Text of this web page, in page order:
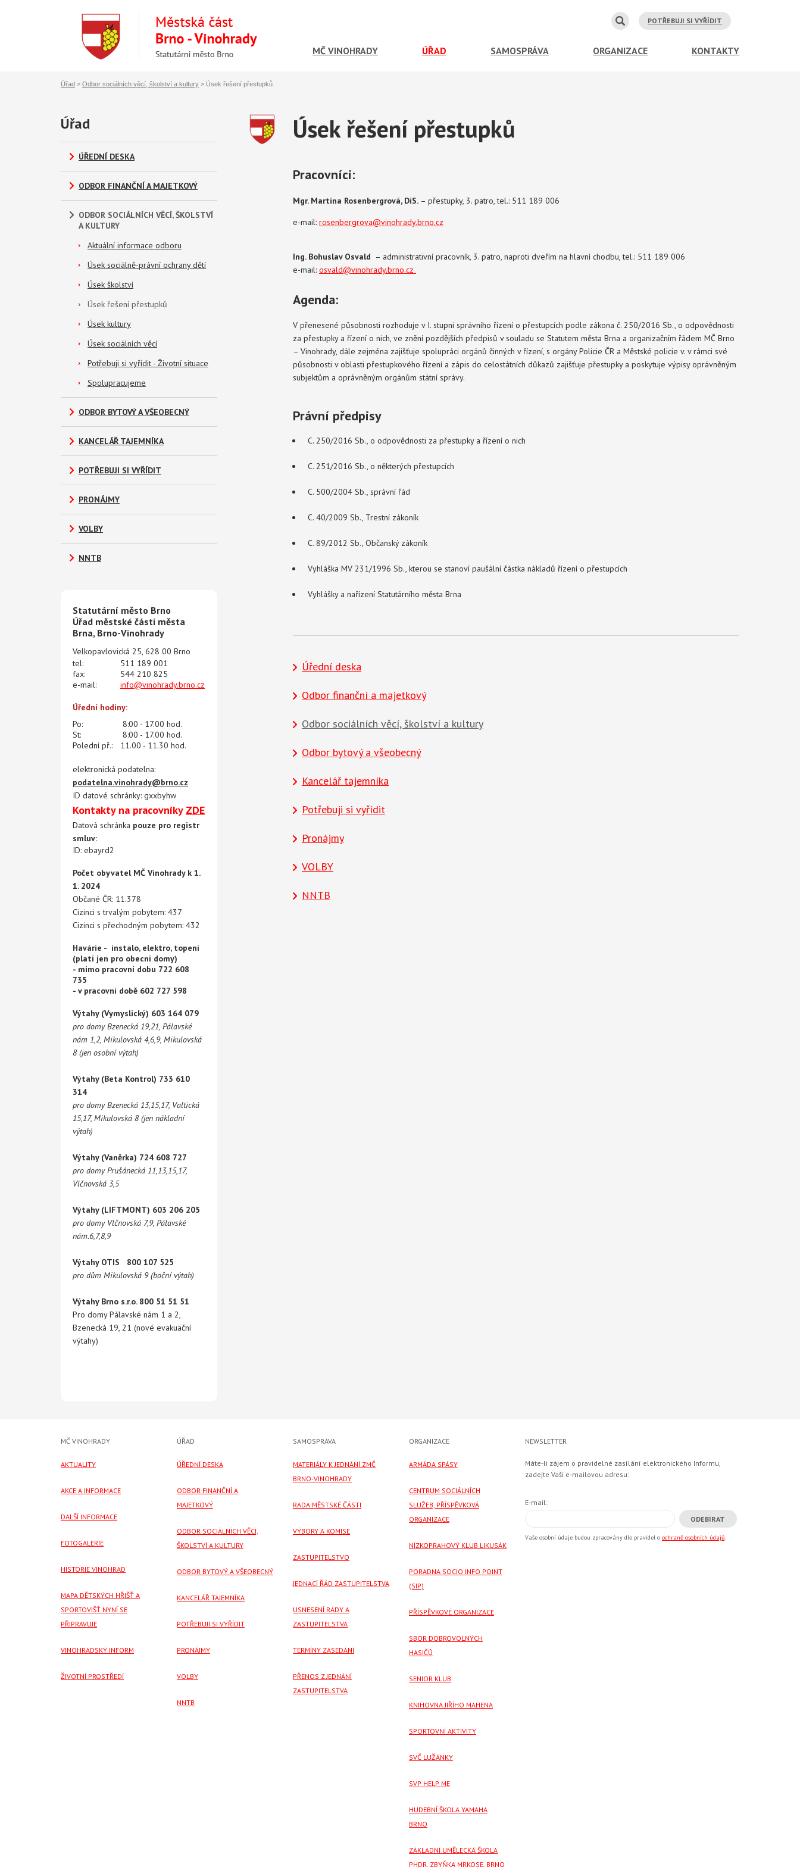
POTŘEBUJI SI VYŘÍDIT
MČ VINOHRADY ÚŘAD SAMOSPRÁVA ORGANIZACE KONTAKTY
Úřad > Odbor sociálních věcí, školství a kultury > Úsek řešení přestupků
Úřad
ÚŘEDNÍ DESKA
ODBOR FINANČNÍ A MAJETKOVÝ
ODBOR SOCIÁLNÍCH VĚCÍ, ŠKOLSTVÍ
A KULTURY
Aktuální informace odboru
Úsek sociálně-právní ochrany dětí
Úsek školství
Úsek řešení přestupků
Úsek kultury
Úsek sociálních věcí
Potřebuji si vyřídit - Životní situace
Spolupracujeme
ODBOR BYTOVÝ A VŠEOBECNÝ
KANCELÁŘ TAJEMNÍKA
POTŘEBUJI SI VYŘÍDIT
PRONÁJMY
VOLBY
NNTB
Statutární město Brno
Úřad městské části města
Brna, Brno-Vinohrady
Velkopavlovická 25, 628 00 Brno
tel:
511 189 001
fax:
544 210 825
e-mail:
info@vinohrady.brno.cz
Úřední hodiny:
Po:
8:00 - 17.00 hod.
St:
8:00 - 17.00 hod.
Polední př.:
11.00 - 11.30 hod.
elektronická podatelna:
podatelna.vinohrady@brno.cz
ID datové schránky: gxxbyhw
Kontakty na pracovníky ZDE
Datová schránka pouze pro registr
smluv:
ID: ebayrd2
Počet obyvatel MČ Vinohrady k 1.
1. 2024
Občané ČR: 11.378
Cizinci s trvalým pobytem: 437
Cizinci s přechodným pobytem: 432
Havárie - instalo, elektro, topení
(platí jen pro obecní domy)
- mimo pracovní dobu 722 608
735
- v pracovní době 602 727 598
Výtahy (Vymyslický) 603 164 079
pro domy Bzenecká 19,21, Pálavské
nám 1,2, Mikulovská 4,6,9, Mikulovská
8 (jen osobní výtah)
Výtahy (Beta Kontrol) 733 610
314
pro domy Bzenecká 13,15,17, Valtická
15,17, Mikulovská 8 (jen nákladní
výtah)
Výtahy (Vaněrka) 724 608 727
pro domy Prušánecká 11,13,15,17,
Vlčnovská 3,5
Výtahy (LIFTMONT) 603 206 205
pro domy Vlčnovská 7,9, Pálavské
nám.6,7,8,9
Výtahy OTIS 800 107 525
pro dům Mikulovská 9 (boční výtah)
Výtahy Brno s.r.o. 800 51 51 51
Pro domy Pálavské nám 1 a 2,
Bzenecká 19, 21 (nové evakuační
výtahy)
Úsek řešení přestupků
Pracovníci:
Mgr. Martina Rosenbergrová, DiS. – přestupky, 3. patro, tel.: 511 189 006
e-mail: rosenbergrova@vinohrady.brno.cz
Ing. Bohuslav Osvald – administrativní pracovník, 3. patro, naproti dveřím na hlavní chodbu, tel.: 511 189 006
e-mail: osvald@vinohrady.brno.cz
Agenda:
V přenesené působnosti rozhoduje v I. stupni správního řízení o přestupcích podle zákona č. 250/2016 Sb., o odpovědnosti
za přestupky a řízení o nich, ve znění pozdějších předpisů v souladu se Statutem města Brna a organizačním řádem MČ Brno
– Vinohrady, dále zejména zajišťuje spolupráci orgánů činných v řízení, s orgány Policie ČR a Městské policie v. v rámci své
působnosti v oblasti přestupkového řízení a zápis do celostátních důkazů zajišťuje přestupky a poskytuje výpisy oprávněným
subjektům a oprávněným orgánům státní správy.
Právní předpisy
C. 250/2016 Sb., o odpovědnosti za přestupky a řízení o nich
C. 251/2016 Sb., o některých přestupcích
C. 500/2004 Sb., správní řád
C. 40/2009 Sb., Trestní zákoník
C. 89/2012 Sb., Občanský zákoník
Vyhláška MV 231/1996 Sb., kterou se stanoví paušální částka nákladů řízení o přestupcích
Vyhlášky a nařízení Statutárního města Brna
Úřední deska
Odbor finanční a majetkový
Odbor sociálních věcí, školství a kultury
Odbor bytový a všeobecný
Kancelář tajemníka
Potřebuji si vyřídit
Pronájmy
VOLBY
NNTB
MČ VINOHRADY
AKTUALITY
AKCE A INFORMACE
DALŠÍ INFORMACE
FOTOGALERIE
HISTORIE VINOHRAD
MAPA DĚTSKÝCH HŘIŠŤ A
SPORTOVIŠŤ NYNÍ SE
PŘIPRAVUJE
VINOHRADSKÝ INFORM
ŽIVOTNÍ PROSTŘEDÍ
ÚŘAD
ÚŘEDNÍ DESKA
ODBOR FINANČNÍ A
MAJETKOVÝ
ODBOR SOCIÁLNÍCH VĚCÍ,
ŠKOLSTVÍ A KULTURY
ODBOR BYTOVÝ A VŠEOBECNÝ
KANCELÁŘ TAJEMNÍKA
POTŘEBUJI SI VYŘÍDIT
PRONÁJMY
VOLBY
NNTB
SAMOSPRÁVA
MATERIÁLY K JEDNÁNÍ ZMČ
BRNO-VINOHRADY
RADA MĚSTSKÉ ČÁSTI
VÝBORY A KOMISE
ZASTUPITELSTVO
JEDNACÍ ŘÁD ZASTUPITELSTVA
USNESENÍ RADY A
ZASTUPITELSTVA
TERMÍNY ZASEDÁNÍ
PŘENOS Z JEDNÁNÍ
ZASTUPITELSTVA
ORGANIZACE
ARMÁDA SPÁSY
CENTRUM SOCIÁLNÍCH
SLUŽEB, PŘÍSPĚVKOVÁ
ORGANIZACE
NÍZKOPRAHOVÝ KLUB LIKUSÁK
PORADNA SOCIO INFO POINT
(SIP)
PŘÍSPĚVKOVÉ ORGANIZACE
SBOR DOBROVOLNÝCH
HASIČŮ
SENIOR KLUB
KNIHOVNA JIŘÍHO MAHENA
SPORTOVNÍ AKTIVITY
SVČ LUŽÁNKY
SVP HELP ME
HUDEBNÍ ŠKOLA YAMAHA
BRNO
ZÁKLADNÍ UMĚLECKÁ ŠKOLA
PHDR. ZBYŇKA MRKOSE, BRNO
NEWSLETTER
Máte-li zájem o pravidelné zasílání elektronického Informu,
zadejte Vaši e-mailovou adresu:
E-mail:
Vaše osobní údaje budou zpracovány dle pravidel o ochraně osobních údajů.